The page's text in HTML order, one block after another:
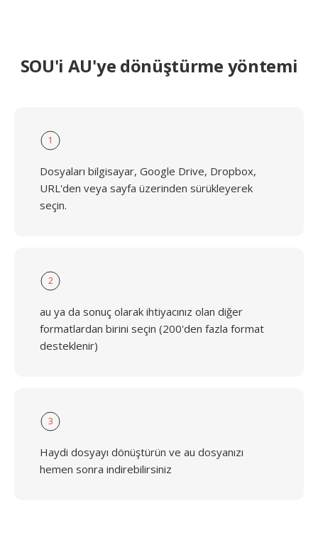
SOU'i AU'ye dönüştürme yöntemi
1
Dosyaları bilgisayar, Google Drive, Dropbox,
URL'den veya sayfa üzerinden sürükleyerek
seçin.
2
au ya da sonuç olarak ihtiyacınız olan diğer
formatlardan birini seçin (200'den fazla format
desteklenir)
3
Haydi dosyayı dönüştürün ve au dosyanızı
hemen sonra indirebilirsiniz